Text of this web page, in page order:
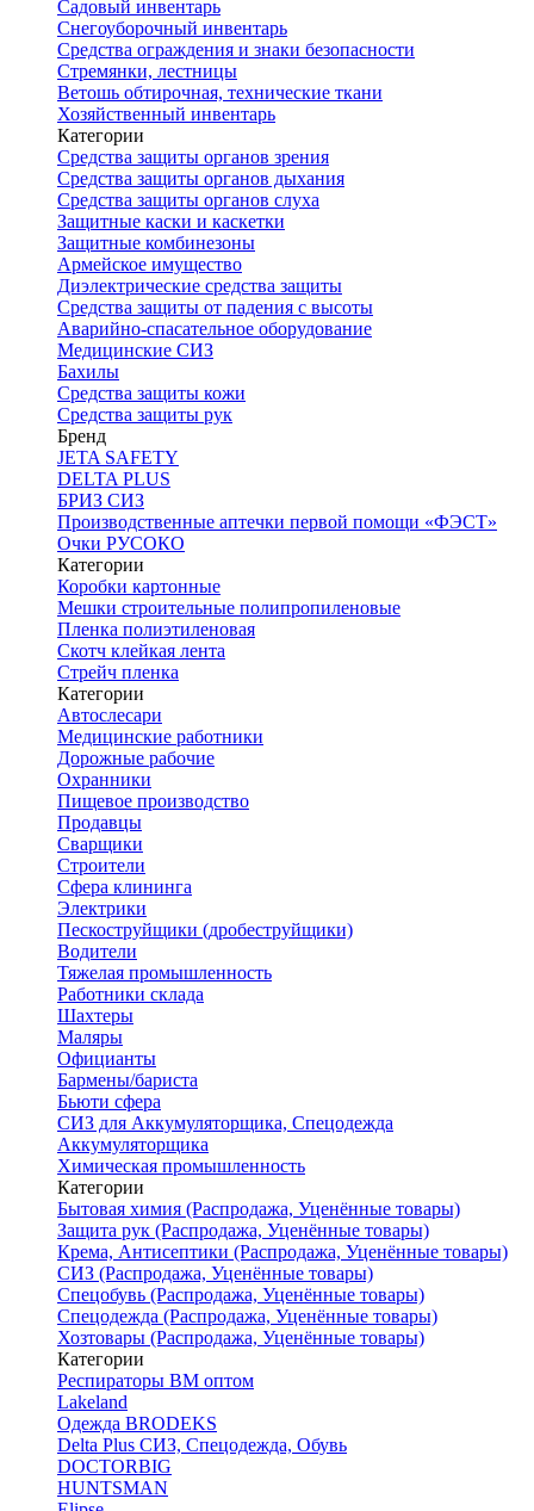
Садовый инвентарь
Снегоуборочный инвентарь
Средства ограждения и знаки безопасности
Стремянки, лестницы
Ветошь обтирочная, технические ткани
Хозяйственный инвентарь
Категории
Средства защиты органов зрения
Средства защиты органов дыхания
Средства защиты органов слуха
Защитные каски и каскетки
Защитные комбинезоны
Армейское имущество
Диэлектрические средства защиты
Средства защиты от падения с высоты
Аварийно-спасательное оборудование
Медицинские СИЗ
Бахилы
Средства защиты кожи
Средства защиты рук
Бренд
JETA SAFETY
DELTA PLUS
БРИЗ СИЗ
Производственные аптечки первой помощи «ФЭСТ»
Очки РУСОКО
Категории
Коробки картонные
Мешки строительные полипропиленовые
Пленка полиэтиленовая
Скотч клейкая лента
Стрейч пленка
Категории
Автослесари
Медицинские работники
Дорожные рабочие
Охранники
Пищевое производство
Продавцы
Сварщики
Строители
Сфера клининга
Электрики
Пескоструйщики (дробеструйщики)
Водители
Тяжелая промышленность
Работники склада
Шахтеры
Маляры
Официанты
Бармены/бариста
Бьюти сфера
СИЗ для Аккумуляторщика, Спецодежда
Аккумуляторщика
Химическая промышленность
Категории
Бытовая химия (Распродажа, Уценённые товары)
Защита рук (Распродажа, Уценённые товары)
Крема, Антисептики (Распродажа, Уценённые товары)
СИЗ (Распродажа, Уценённые товары)
Спецобувь (Распродажа, Уценённые товары)
Спецодежда (Распродажа, Уценённые товары)
Хозтовары (Распродажа, Уценённые товары)
Категории
Респираторы ВМ оптом
Lakeland
Одежда BRODEKS
Delta Plus СИЗ, Спецодежда, Обувь
DOCTORBIG
HUNTSMAN